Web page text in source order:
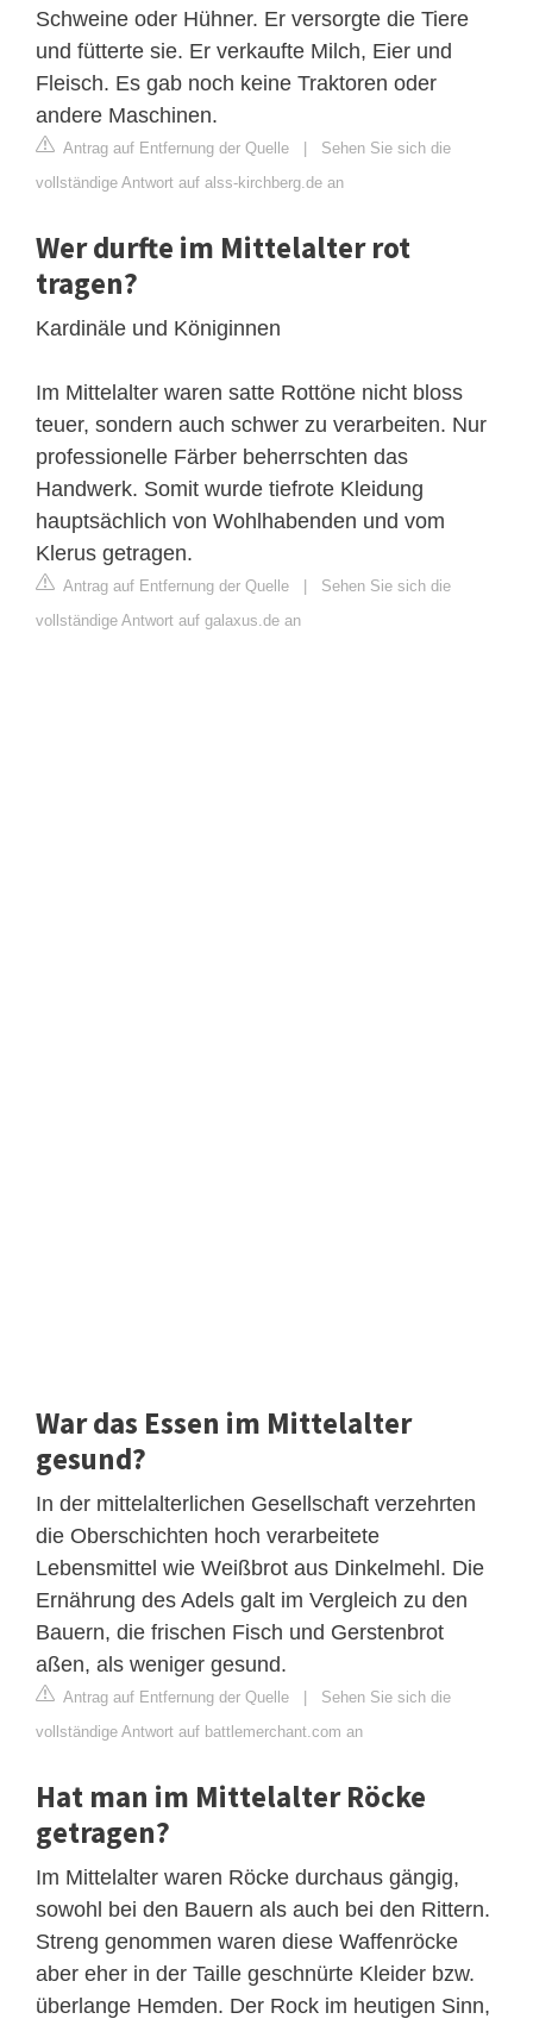
Schweine oder Hühner. Er versorgte die Tiere
und fütterte sie. Er verkaufte Milch, Eier und
Fleisch. Es gab noch keine Traktoren oder
andere Maschinen.
Antrag auf Entfernung der Quelle | Sehen Sie sich die
vollständige Antwort auf alss-kirchberg.de an
Wer durfte im Mittelalter rot
tragen?
Kardinäle und Königinnen
Im Mittelalter waren satte Rottöne nicht bloss
teuer, sondern auch schwer zu verarbeiten. Nur
professionelle Färber beherrschten das
Handwerk. Somit wurde tiefrote Kleidung
hauptsächlich von Wohlhabenden und vom
Klerus getragen.
Antrag auf Entfernung der Quelle | Sehen Sie sich die
vollständige Antwort auf galaxus.de an
War das Essen im Mittelalter
gesund?
In der mittelalterlichen Gesellschaft verzehrten
die Oberschichten hoch verarbeitete
Lebensmittel wie Weißbrot aus Dinkelmehl. Die
Ernährung des Adels galt im Vergleich zu den
Bauern, die frischen Fisch und Gerstenbrot
aßen, als weniger gesund.
Antrag auf Entfernung der Quelle | Sehen Sie sich die
vollständige Antwort auf battlemerchant.com an
Hat man im Mittelalter Röcke
getragen?
Im Mittelalter waren Röcke durchaus gängig,
sowohl bei den Bauern als auch bei den Rittern.
Streng genommen waren diese Waffenröcke
aber eher in der Taille geschnürte Kleider bzw.
überlange Hemden. Der Rock im heutigen Sinn,